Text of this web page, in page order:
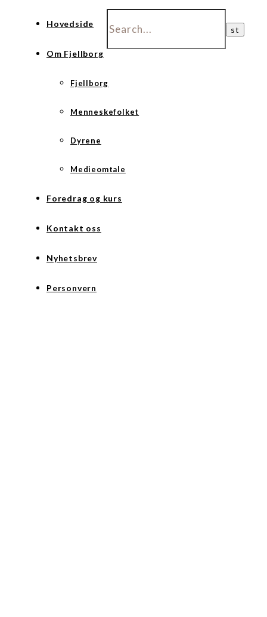
Hovedside
Om Fjellborg
Fjellborg
Menneskefolket
Dyrene
Medieomtale
Foredrag og kurs
Kontakt oss
Nyhetsbrev
Personvern